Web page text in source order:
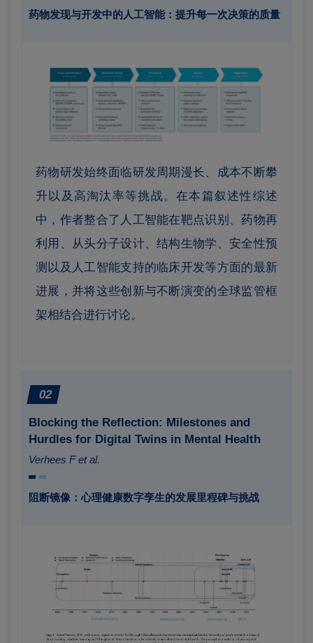
药物发现与开发中的人工智能：提升每一次决策的质量
药物研发始终面临研发周期漫长、成本不断攀
升以及高淘汰率等挑战。在本篇叙述性综述
中，作者整合了人工智能在靶点识别、药物再
利用、从头分子设计、结构生物学、安全性预
测以及人工智能支持的临床开发等方面的最新
进展，并将这些创新与不断演变的全球监管框
架相结合进行讨论。
02
Blocking the Reflection: Milestones and
Hurdles for Digital Twins in Mental Health
Verhees F et al.
阻断镜像：心理健康数字孪生的发展里程碑与挑战